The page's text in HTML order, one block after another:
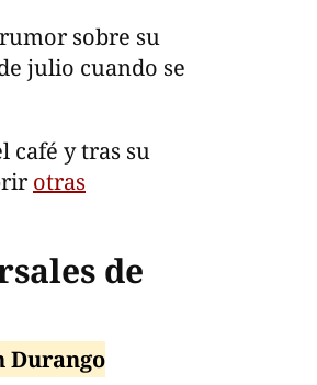
sobre su
julio cuando se
café y tras su
otras
de
Durango